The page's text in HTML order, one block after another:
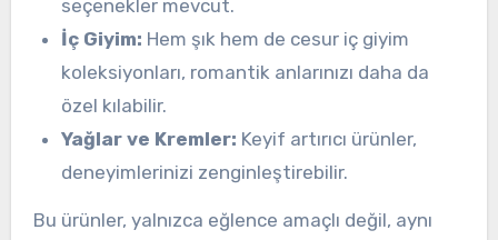
seçenekler mevcut.
İç Giyim: Hem şık hem de cesur iç giyim
koleksiyonları, romantik anlarınızı daha da
özel kılabilir.
Yağlar ve Kremler: Keyif artırıcı ürünler,
deneyimlerinizi zenginleştirebilir.
Bu ürünler, yalnızca eğlence amaçlı değil, aynı